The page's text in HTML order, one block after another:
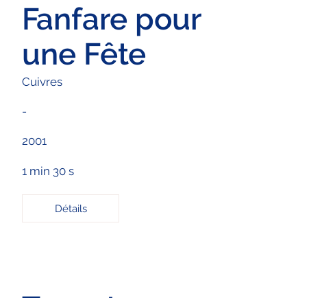
Fanfare pour
une Fête
Cuivres
-
2001
1 min 30 s
Détails